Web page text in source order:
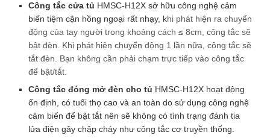
Công tắc cửa tủ HMSC-H12X sở hữu công nghệ cảm
biến tiệm cận hồng ngoại rất nhạy, khi phát hiện ra chuyển
động của tay người trong khoảng cách ≤ 8cm, công tắc sẽ
bật đèn. Khi phát hiện chuyển động 1 lần nữa, công tắc sẽ
tắt đèn. Bạn không cần phải chạm trực tiếp vào công tắc
để bật/tắt.
Công tắc đóng mở đèn cho tủ HMSC-H12X hoạt động
ổn định, có tuổi thọ cao và an toàn do sử dụng công nghệ
cảm biến để bật tắt nên sẽ không có tình trạng đánh tia
lửa điện gây chập cháy như công tắc cơ truyền thống.
tủ
nội
thất
cảm
biến
vẫy
tay
12V
HMSC-
H12x
ĐẶT HÀNG
Mã SP:HMSC-H121
Thời hạn bảo hành SP:
6 tháng